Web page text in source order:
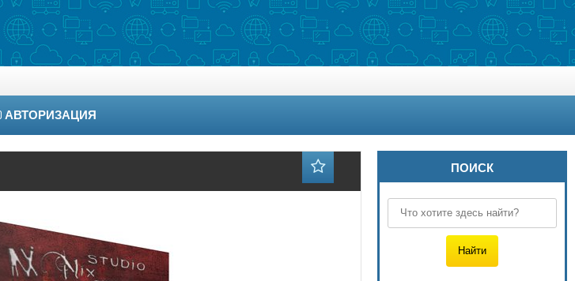
АВТОРИЗАЦИЯ
ПОИСК